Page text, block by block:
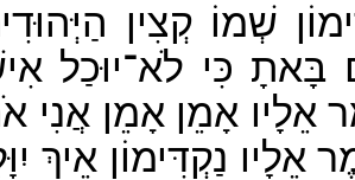
שְׁמוֹ קְצִין
בָּאתָ כִּי
אֵלָיו אָמֵן אָמֵן
אֵלָיו נַקְדִּימוֹן אֵיךְ